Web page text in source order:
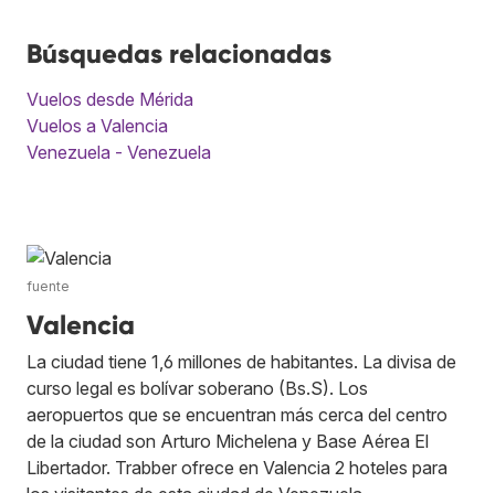
Búsquedas relacionadas
Vuelos desde Mérida
Vuelos a Valencia
Venezuela - Venezuela
fuente
Valencia
La ciudad tiene 1,6 millones de habitantes. La divisa de
curso legal es bolívar soberano (Bs.S). Los
aeropuertos que se encuentran más cerca del centro
de la ciudad son Arturo Michelena y Base Aérea El
Libertador. Trabber ofrece en Valencia 2 hoteles para